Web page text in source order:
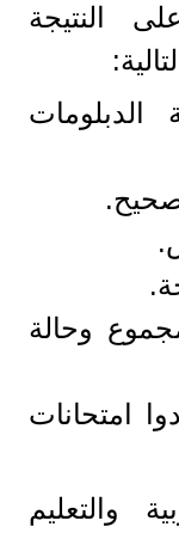
النتيجة
الدبلومات
وحالة
أدوا امتحانات
والتعليم